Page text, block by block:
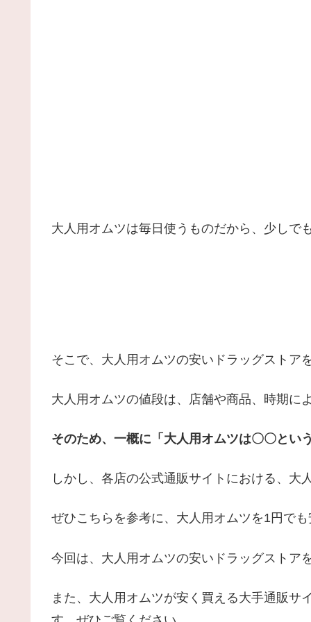
大人用オムツは毎日使うものだから、少しで
そこで、大人用オムツの安いドラッグストア
大人用オムツの値段は、店舗や商品、時期に
そのため、一概に「大人用オムツは〇〇とい
しかし、各店の公式通販サイトにおける、大
ぜひこちらを参考に、大人用オムツを1円で
今回は、大人用オムツの安いドラッグストア
また、大人用オムツが安く買える大手通販